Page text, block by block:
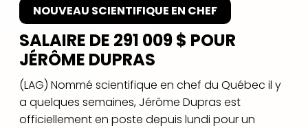
NOUVEAU SCIENTIFIQUE EN CHEF
SALAIRE DE 291 009 $ POUR
JÉRÔME DUPRAS
(LAG) Nommé scientifique en chef du Québec il y
a quelques semaines, Jérôme Dupras est
officiellement en poste depuis lundi pour un